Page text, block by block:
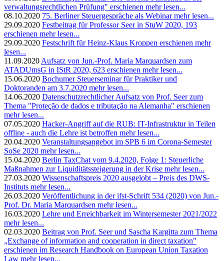
verwaltungsrechtlichen Prüfung" erschienen mehr lesen...
08.10.2020 75. Berliner Steuergespräche als Webinar mehr lesen...
29.09.2020 Festbeitrag für Professor Seer in StuW 2020, 193
erschienen mehr lesen...
29.09.2020 Festschrift für Heinz-Klaus Kroppen erschienen mehr
lesen...
11.09.2020 Aufsatz von Jun.-Prof. Maria Marquardsen zum
ATADUmsG in IStR 2020, 623 erschienen mehr lesen...
15.06.2020 Bochumer Steuerseminar für Praktiker und
Doktoranden am 3.7.2020 mehr lesen...
14.06.2020 Datenschutzrechtlicher Aufsatz von Prof. Seer zum
Thema "Proteção de dados e tributação na Alemanha" erschienen
mehr lesen...
07.05.2020 Hacker-Angriff auf die RUB: IT-Infrastruktur in Teilen
offline - auch die Lehre ist betroffen mehr lesen...
20.04.2020 Veranstaltungsangebot im SPB 6 im Corona-Semester
SoSe 2020 mehr lesen...
15.04.2020 Berlin TaxChat vom 9.4.2020, Folge 1: Steuerliche
Maßnahmen zur Liquiditätssteigerung in der Krise mehr lesen...
27.03.2020 Wissenschaftspreis 2020 ausgelobt – Preis des DWS-
Instituts mehr lesen...
26.03.2020 Veröffentlichung in der ifst-Schrift 534 (2020) von Jun.-
Prof. Dr. Maria Marquardsen mehr lesen...
16.03.2020 Lehre und Erreichbarkeit im Wintersemester 2021/2022
mehr lesen...
02.03.2020 Beitrag von Prof. Seer und Sascha Kargitta zum Thema
„Exchange of information and cooperation in direct taxation"
erschienen im Research Handbook on European Union Taxation
Law mehr lesen...